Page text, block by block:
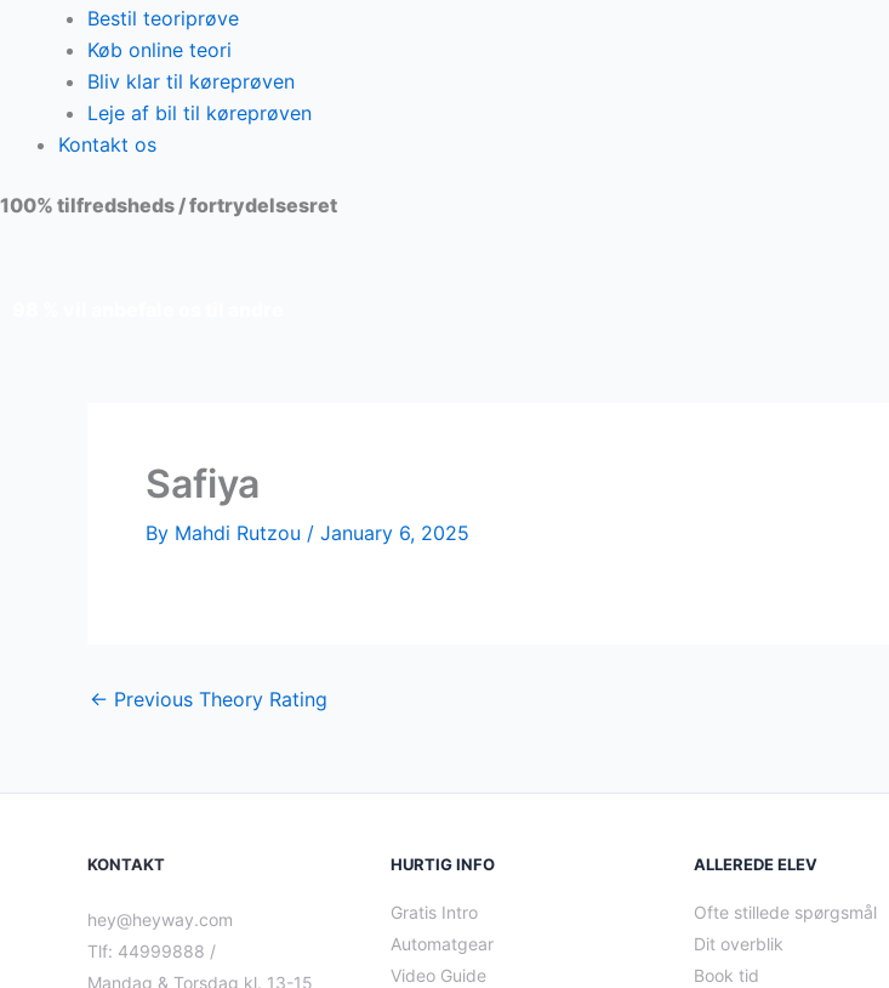
Bestil teoriprøve
Køb online teori
Bliv klar til køreprøven
Leje af bil til køreprøven
Kontakt os
100% tilfredsheds / fortrydelsesret
Safiya
By Mahdi Rutzou / January 6, 2025
← Previous Theory Rating
KONTAKT
hey@heyway.com
Tlf: 44999888 /
Mandag & Torsdag kl. 13-15
HURTIG INFO
Gratis Intro
Automatgear
Video Guide
ALLEREDE ELEV
Ofte stillede spørgsmål
Dit overblik
Book tid